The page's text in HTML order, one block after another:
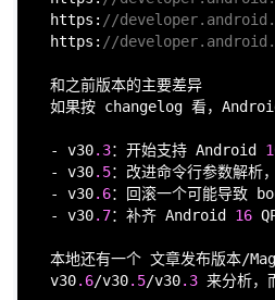
https: //
https: //
和之前版本的主要差异
如果按 changelog 看，
- v30.3：开始支持 Android
- v30.5：改进命令行参数
- v30.6：回滚一个可能导致
- v30.7：补齐 Android 16
本地还有一个 文章发布版本/
v30.6/v30.5/v30.3 来分析，